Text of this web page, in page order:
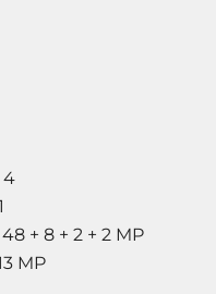
4
+ 8 + 2 + 2 MP
MP